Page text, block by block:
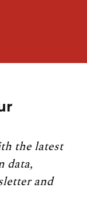
the latest
data,
and